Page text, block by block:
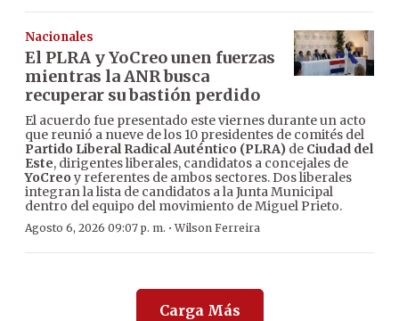
Nacionales
El PLRA y YoCreo unen fuerzas
mientras la ANR busca
recuperar su bastión perdido
El acuerdo fue presentado este viernes durante un acto
que reunió a nueve de los 10 presidentes de comités del
Partido Liberal Radical Auténtico (PLRA) de Ciudad del
Este, dirigentes liberales, candidatos a concejales de
YoCreo y referentes de ambos sectores. Dos liberales
integran la lista de candidatos a la Junta Municipal
dentro del equipo del movimiento de Miguel Prieto.
Agosto 6, 2026 09:07 p. m. ·Wilson Ferreira
Carga Más